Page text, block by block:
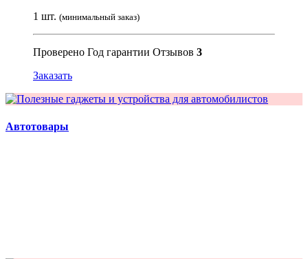
1 шт. (минимальный заказ)
Проверено Год гарантии Отзывов 3
Заказать
Автотовары